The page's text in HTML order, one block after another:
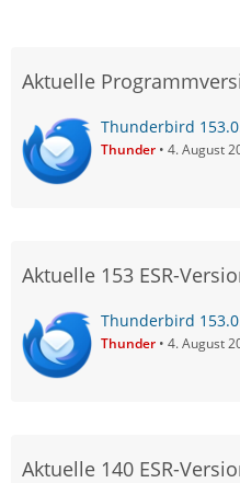
Aktuelle
Thunderbird
Thunder 4. August
Aktuelle 153 ESR-
Thunderbird
Thunder 4. August
Aktuelle 140 ESR-